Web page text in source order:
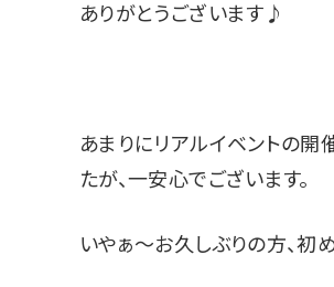
ありがとうございます♪
あまりにリアルイベントの
たが、一安心でございます。
いやぁ〜お久しぶりの方、